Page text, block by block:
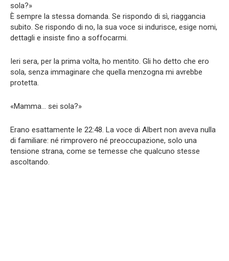
sola?»
È sempre la stessa domanda. Se rispondo di sì, riaggancia
subito. Se rispondo di no, la sua voce si indurisce, esige nomi,
dettagli e insiste fino a soffocarmi.
Ieri sera, per la prima volta, ho mentito. Gli ho detto che ero
sola, senza immaginare che quella menzogna mi avrebbe
protetta.
«Mamma… sei sola?»
Erano esattamente le 22:48. La voce di Albert non aveva nulla
di familiare: né rimprovero né preoccupazione, solo una
tensione strana, come se temesse che qualcuno stesse
ascoltando.